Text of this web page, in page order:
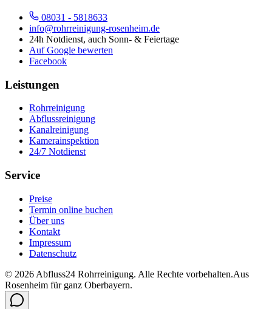
08031 - 5818633
info@rohrreinigung-rosenheim.de
24h Notdienst, auch Sonn- & Feiertage
Auf Google bewerten
Facebook
Leistungen
Rohrreinigung
Abflussreinigung
Kanalreinigung
Kamerainspektion
24/7 Notdienst
Service
Preise
Termin online buchen
Über uns
Kontakt
Impressum
Datenschutz
© 2026 Abfluss24 Rohrreinigung. Alle Rechte vorbehalten.Aus
Rosenheim für ganz Oberbayern.